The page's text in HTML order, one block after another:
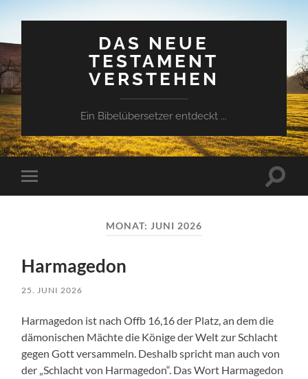
DAS NEUE
TESTAMENT
VERSTEHEN
Ein Bibelübersetzer entdeckt ...
Mobile-
Menü
MONAT: JUNI 2026
Harmagedon
25. JUNI 2026
Harmagedon ist nach Offb 16,16 der Platz, an dem die
dämonischen Mächte die Könige der Welt zur Schlacht
gegen Gott versammeln. Deshalb spricht man auch von
der „Schlacht von Harmagedon“. Das Wort Harmagedon